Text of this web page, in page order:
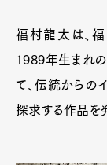
福村龍太は、
1989年生まれの
て、伝統からの
探求する作品を